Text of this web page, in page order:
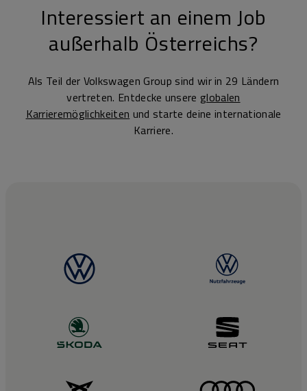
Interessiert an einem Job
außerhalb Österreichs?
Als Teil der Volkswagen Group sind wir in 29 Ländern
vertreten. Entdecke unsere globalen
Karrieremöglichkeiten und starte deine internationale
Karriere.